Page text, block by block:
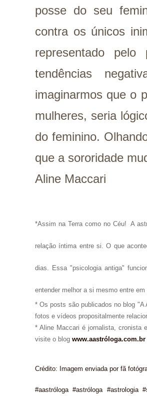
posse do seu
contra os únicos
representado
tendências
imaginarmos que o
mulheres, seria
do feminino.
que a sororidade
Aline Maccari
*Assim na Terra como no Céu! A
relação íntima entre si. O que
dias. Essa "psicologia antiga"
entender melhor a si mesmo entre
* Os posts são publicados no blog "A
fotos e vídeos propositalmente
* Aline Maccari é jornalista, cronista
visite o blog www.aastróloga.com.br
Crédito: Imagem enviada por fã
#aastróloga #astróloga #astrologia